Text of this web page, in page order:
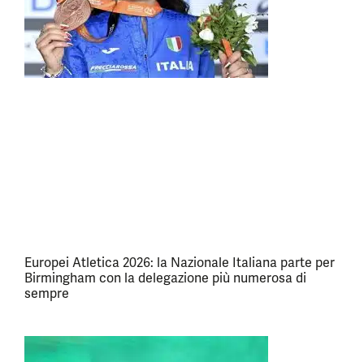
Europei Atletica 2026: la Nazionale Italiana parte per
Birmingham con la delegazione più numerosa di
sempre